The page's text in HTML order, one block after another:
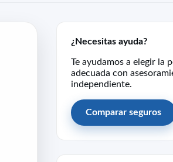
¿Necesitas ayuda?
Te ayudamos a elegir la
adecuada con
independiente.
Comparar seguros